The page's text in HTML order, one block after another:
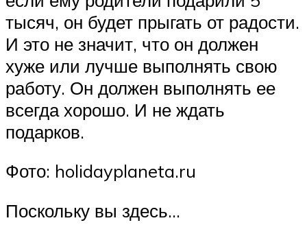
тысяч, он будет прыгать от радости.
И это не значит, что он должен
хуже или лучше выполнять свою
работу. Он должен выполнять ее
всегда хорошо. И не ждать
подарков.
Фото: holidayplaneta.ru
Поскольку вы здесь…